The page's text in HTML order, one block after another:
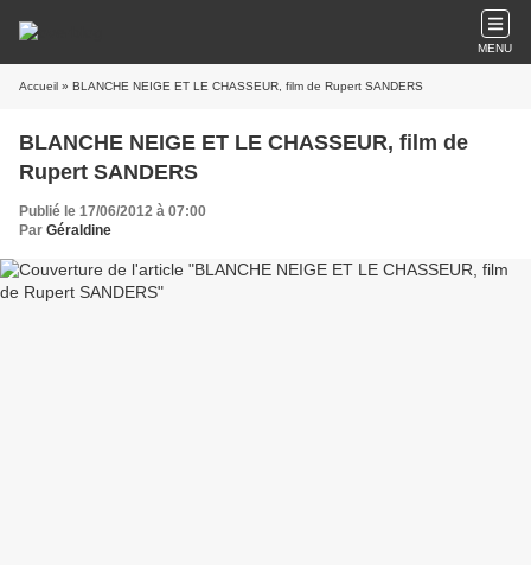
MENU
Accueil » BLANCHE NEIGE ET LE CHASSEUR, film de Rupert SANDERS
BLANCHE NEIGE ET LE CHASSEUR, film de
Rupert SANDERS
Publié le 17/06/2012 à 07:00
Par Géraldine